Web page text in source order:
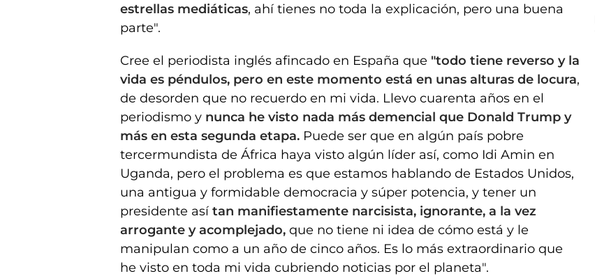
estrellas mediáticas, ahí tienes no toda la explicación, pero una buena
parte".
Cree el periodista inglés afincado en España que "todo tiene reverso y la
vida es péndulos, pero en este momento está en unas alturas de locura,
de desorden que no recuerdo en mi vida. Llevo cuarenta años en el
periodismo y nunca he visto nada más demencial que Donald Trump y
más en esta segunda etapa. Puede ser que en algún país pobre
tercermundista de África haya visto algún líder así, como Idi Amin en
Uganda, pero el problema es que estamos hablando de Estados Unidos,
una antigua y formidable democracia y súper potencia, y tener un
presidente así tan manifiestamente narcisista, ignorante, a la vez
arrogante y acomplejado, que no tiene ni idea de cómo está y le
manipulan como a un año de cinco años. Es lo más extraordinario que
he visto en toda mi vida cubriendo noticias por el planeta".